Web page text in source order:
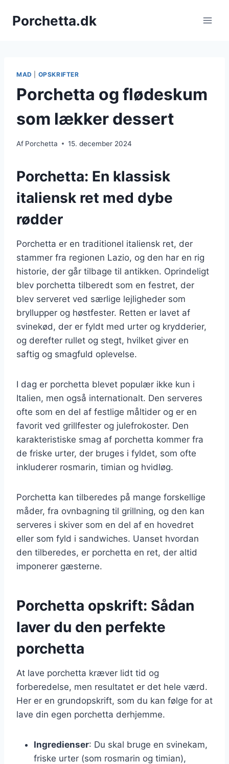
Porchetta.dk
MAD OPSKRIFTER
Porchetta og flødeskum
som lækker dessert
Af Porchetta 15. december 2024
Porchetta: En klassisk
italiensk ret med dybe
rødder
Porchetta er en traditionel italiensk ret, der
stammer fra regionen Lazio, og den har en rig
historie, der går tilbage til antikken. Oprindeligt
blev porchetta tilberedt som en festret, der
blev serveret ved særlige lejligheder som
bryllupper og høstfester. Retten er lavet af
svinekød, der er fyldt med urter og krydderier,
og derefter rullet og stegt, hvilket giver en
saftig og smagfuld oplevelse.
I dag er porchetta blevet populær ikke kun i
Italien, men også internationalt. Den serveres
ofte som en del af festlige måltider og er en
favorit ved grillfester og julefrokoster. Den
karakteristiske smag af porchetta kommer fra
de friske urter, der bruges i fyldet, som ofte
inkluderer rosmarin, timian og hvidløg.
Porchetta kan tilberedes på mange forskellige
måder, fra ovnbagning til grillning, og den kan
serveres i skiver som en del af en hovedret
eller som fyld i sandwiches. Uanset hvordan
den tilberedes, er porchetta en ret, der altid
imponerer gæsterne.
Porchetta opskrift: Sådan
laver du den perfekte
porchetta
At lave porchetta kræver lidt tid og
forberedelse, men resultatet er det hele værd.
Her er en grundopskrift, som du kan følge for at
lave din egen porchetta derhjemme.
Ingredienser: Du skal bruge en svinekam,
friske urter (som rosmarin og timian),